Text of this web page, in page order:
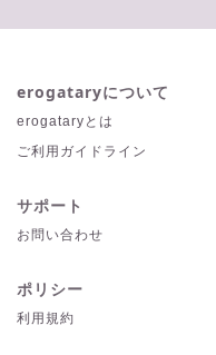
erogataryについて
erogataryとは
ご利用ガイドライン
サポート
お問い合わせ
ポリシー
利用規約